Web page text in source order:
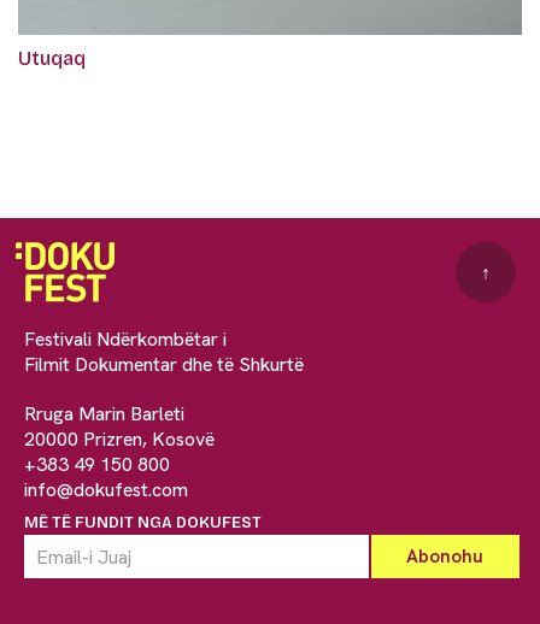
Utuqaq
Festivali Ndërkombëtar i
Filmit Dokumentar dhe të Shkurtë
Rruga Marin Barleti
20000 Prizren, Kosovë
+383 49 150 800
info@dokufest.com
MË TË FUNDIT NGA DOKUFEST
↑